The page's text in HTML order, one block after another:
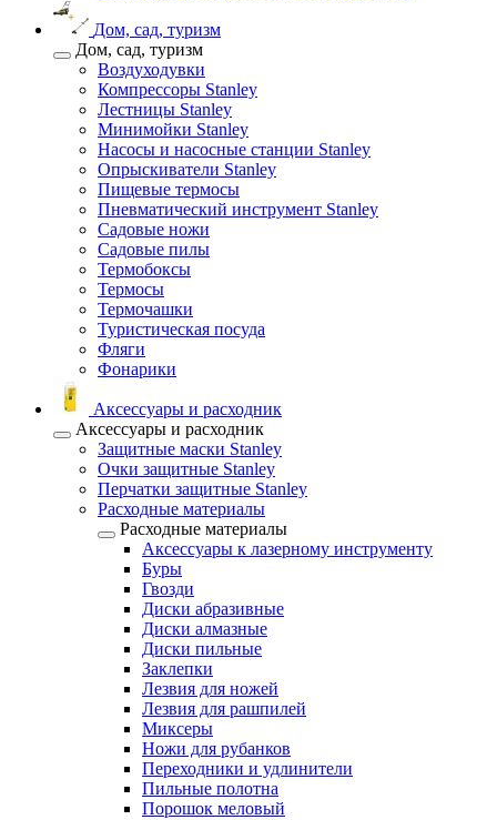
Дом, сад, туризм
Дом, сад, туризм
Воздуходувки
Компрессоры Stanley
Лестницы Stanley
Минимойки Stanley
Насосы и насосные станции Stanley
Опрыскиватели Stanley
Пищевые термосы
Пневматический инструмент Stanley
Садовые ножи
Садовые пилы
Термобоксы
Термосы
Термочашки
Туристическая посуда
Фляги
Фонарики
Аксессуары и расходник
Аксессуары и расходник
Защитные маски Stanley
Очки защитные Stanley
Перчатки защитные Stanley
Расходные материалы
Расходные материалы
Аксессуары к лазерному инструменту
Буры
Гвозди
Диски абразивные
Диски алмазные
Диски пильные
Заклепки
Лезвия для ножей
Лезвия для рашпилей
Миксеры
Ножи для рубанков
Переходники и удлинители
Пильные полотна
Порошок меловый